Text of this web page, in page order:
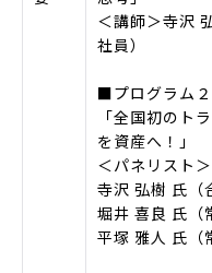
＜講師＞寺沢
社員）
■プログラム
「全国初のト
を資産へ！」
＜パネリスト＞
寺沢 弘樹 氏（
堀井 喜良 氏（
平塚 雅人 氏（